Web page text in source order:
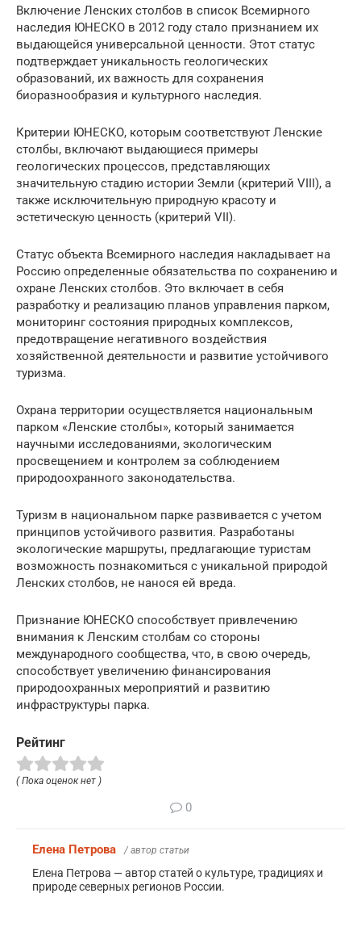
Включение Ленских столбов в список Всемирного
наследия ЮНЕСКО в 2012 году стало признанием их
выдающейся универсальной ценности. Этот статус
подтверждает уникальность геологических
образований, их важность для сохранения
биоразнообразия и культурного наследия.
Критерии ЮНЕСКО, которым соответствуют Ленские
столбы, включают выдающиеся примеры
геологических процессов, представляющих
значительную стадию истории Земли (критерий VIII), а
также исключительную природную красоту и
эстетическую ценность (критерий VII).
Статус объекта Всемирного наследия накладывает на
Россию определенные обязательства по сохранению и
охране Ленских столбов. Это включает в себя
разработку и реализацию планов управления парком,
мониторинг состояния природных комплексов,
предотвращение негативного воздействия
хозяйственной деятельности и развитие устойчивого
туризма.
Охрана территории осуществляется национальным
парком «Ленские столбы», который занимается
научными исследованиями, экологическим
просвещением и контролем за соблюдением
природоохранного законодательства.
Туризм в национальном парке развивается с учетом
принципов устойчивого развития. Разработаны
экологические маршруты, предлагающие туристам
возможность познакомиться с уникальной природой
Ленских столбов, не нанося ей вреда.
Признание ЮНЕСКО способствует привлечению
внимания к Ленским столбам со стороны
международного сообщества, что, в свою очередь,
способствует увеличению финансирования
природоохранных мероприятий и развитию
инфраструктуры парка.
Рейтинг
( Пока оценок нет )
0
Елена Петрова / автор статьи
Елена Петрова — автор статей о культуре, традициях и
природе северных регионов России.